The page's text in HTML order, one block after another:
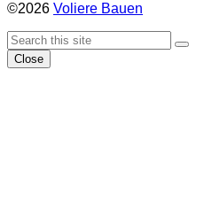
©2026 Voliere Bauen
Back
To
Top
Search
Search
Close